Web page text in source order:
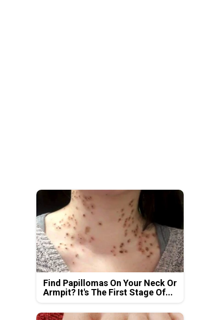
Find Papillomas On Your Neck Or
Armpit? It's The First Stage Of...